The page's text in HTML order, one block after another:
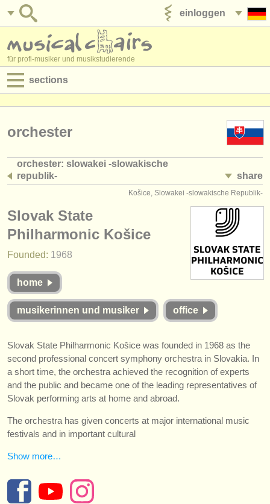
einloggen
für profi-musiker und musikstudierende
sections
jobs - verwaltung
kurse
musikwettbewerbe
instrumentenverkauf
gestohlene instrumente
orchester
musikhochschulen
jugendorchester
musicalchairs:
rss feeds
orchester
orchester: slowakei -slowakische
republik-
share
Košice, Slowakei -slowakische Republik-
Slovak State
Philharmonic Košice
Founded: 1968
home
musikerinnen und musiker office
Slovak State Philharmonic Košice was founded in 1968 as the
second professional concert symphony orchestra in Slovakia. In
a short time, the orchestra achieved the recognition of experts
and the public and became one of the leading representatives of
Slovak performing arts at home and abroad.
The orchestra has given concerts at major international music
festivals and in important cultural
Show more…